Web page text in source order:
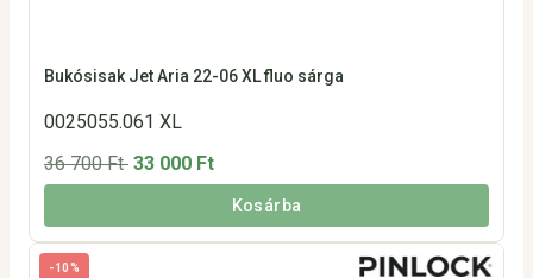
Bukósisak Jet Aria 22-06 XL fluo sárga
0025055.061 XL
36 700 Ft 33 000 Ft
Kosárba
-10%